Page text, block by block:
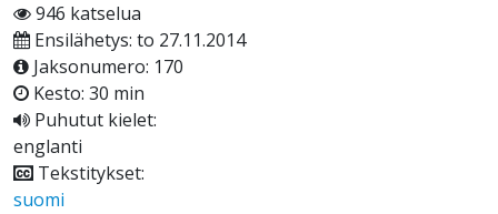
946 katselua
Ensilähetys: to 27.11.2014
Jaksonumero: 170
Kesto: 30 min
Puhutut kielet:
englanti
Tekstitykset:
suomi